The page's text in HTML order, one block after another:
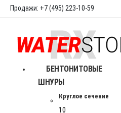
Продажи: +7 (495) 223-10-59
БЕНТОНИТОВЫЕ
ШНУРЫ
Круглое сечение
10